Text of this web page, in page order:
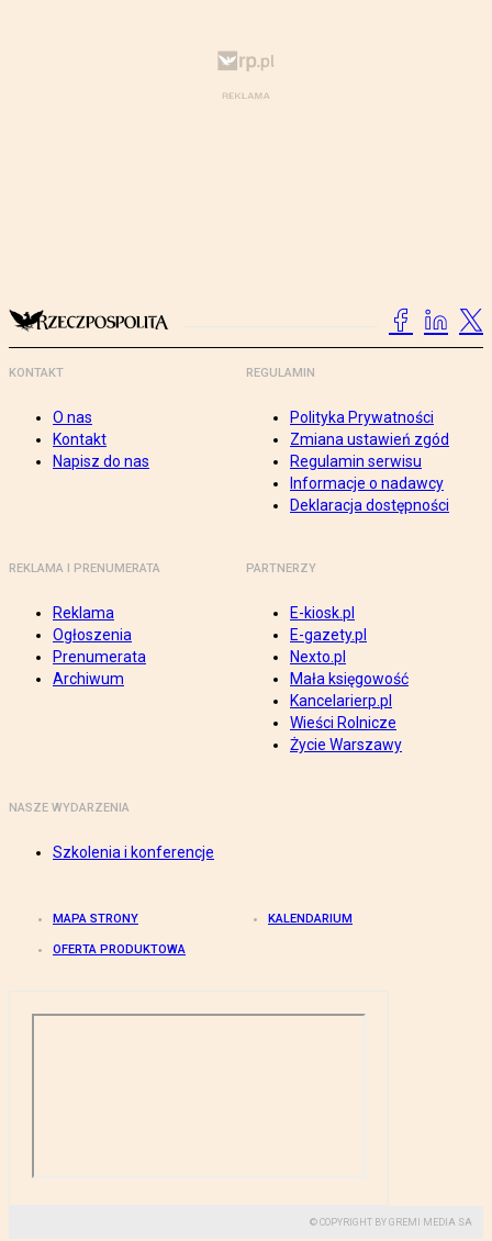
KONTAKT
O nas
Kontakt
Napisz do nas
REGULAMIN
Polityka Prywatności
Zmiana ustawień zgód
Regulamin serwisu
Informacje o nadawcy
Deklaracja dostępności
REKLAMA I PRENUMERATA
Reklama
Ogłoszenia
Prenumerata
Archiwum
PARTNERZY
E-kiosk.pl
E-gazety.pl
Nexto.pl
Mała księgowość
Kancelarierp.pl
Wieści Rolnicze
Życie Warszawy
NASZE WYDARZENIA
Szkolenia i konferencje
MAPA STRONY KALENDARIUM
OFERTA PRODUKTOWA
© COPYRIGHT BY GREMI MEDIA SA